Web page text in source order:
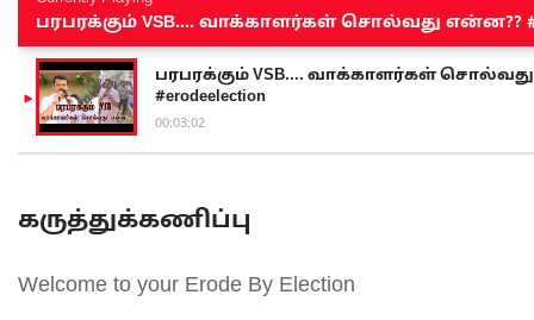
பரபரக்கும் VSB.... வாக்காளர்கள் சொல்வது என்ன??
பரபரக்கும் VSB.... வாக்காளர்கள் சொல்வது
#erodeelection
00:03:02
கருத்துக்கணிப்பு
Welcome to your Erode By Election